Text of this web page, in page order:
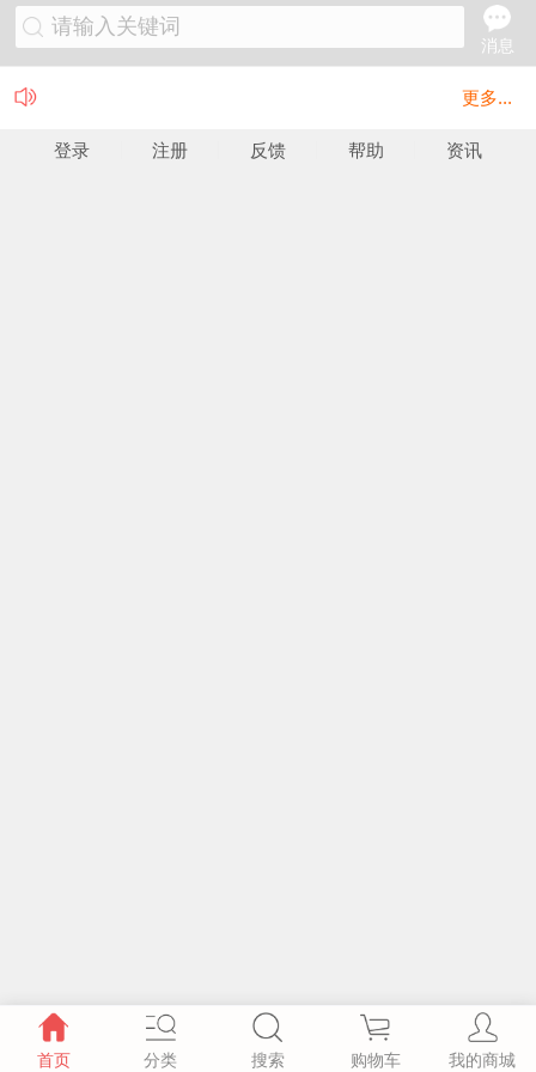
请输入关键词
消息
更多...
登录 注册 反馈 帮助 资讯
首页 分类 搜索 购物车 我的商城